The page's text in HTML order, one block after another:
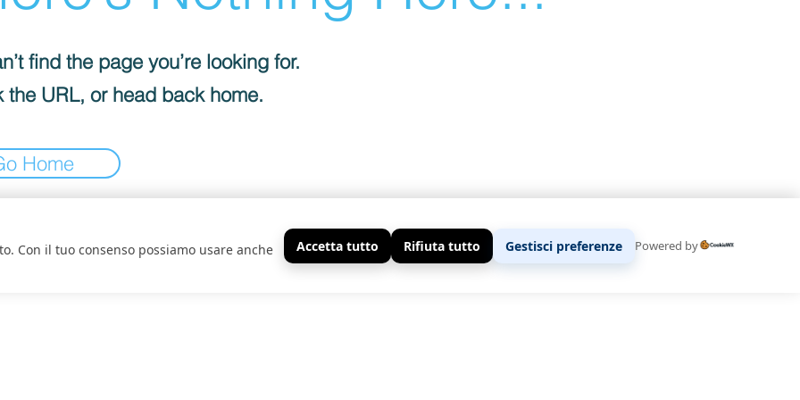
find the page you’re looking for.
the URL, or head back home.
Home
Con il tuo consenso possiamo usare anche Accetta tutto Rifiuta tutto Gestisci preferenze Powered by